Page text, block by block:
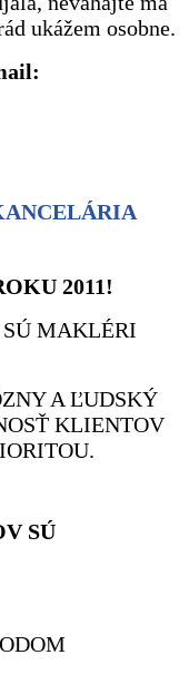
ukážem osobne.
2011!
MAKLÉRI
A ĽUDSKÝ
KLIENTOV
SÚ